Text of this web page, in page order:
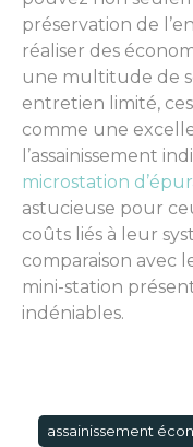
préservation de
réaliser des
une multitude de
entretien limité,
comme une
l’assainissement
microstation
astucieuse pour
coûts liés à leur
comparaison avec
mini-station
indéniables.
assainissement